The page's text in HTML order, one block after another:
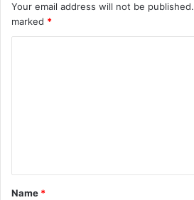
Your email address will not be published.
marked *
Name *